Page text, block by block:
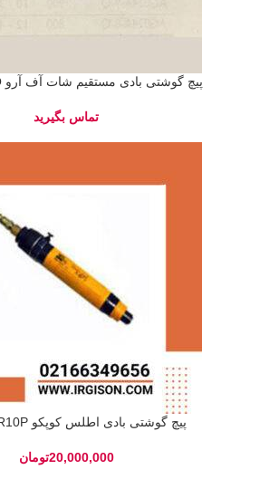
پیچ گوشتی بادی مستقیم شات آف آرو SA054C17Q
پیچ گوشتی بادی اطلس کوپکو LUM21PR10P
تومان